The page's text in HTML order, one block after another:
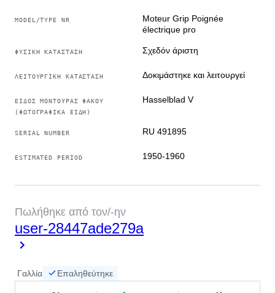
MODEL/TYPE NR
Moteur Grip Poignée
électrique pro
ΦΥΣΙΚΉ ΚΑΤΆΣΤΑΣΗ Σχεδόν άριστη
ΛΕΙΤΟΥΡΓΙΚΉ ΚΑΤΆΣΤΑΣΗ Δοκιμάστηκε και λειτουργεί
ΕΊΔΟΣ ΜΟΝΤΟΎΡΑΣ ΦΑΚΟΎ
(ΦΩΤΟΓΡΑΦΙΚΆ ΕΊΔΗ)
Hasselblad V
SERIAL NUMBER RU 491895
ESTIMATED PERIOD 1950-1960
Πωλήθηκε από τον/-ην
user-28447ade279a
Γαλλία Επαληθεύτηκε